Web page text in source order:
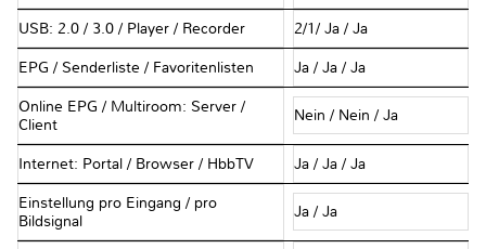
USB: 2.0 / 3.0 / Player / Recorder 2/1/ Ja / Ja
EPG / Senderliste / Favoritenlisten Ja / Ja / Ja
Online EPG / Multiroom: Server /
Client
Nein / Nein / Ja
Internet: Portal / Browser / HbbTV Ja / Ja / Ja
Einstellung pro Eingang / pro
Bildsignal
Ja / Ja